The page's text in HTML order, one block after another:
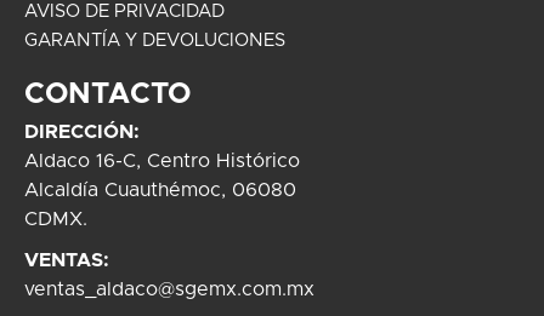
AVISO DE PRIVACIDAD
GARANTÍA Y DEVOLUCIONES
CONTACTO
DIRECCIÓN:
Aldaco 16-C, Centro Histórico
Alcaldía Cuauthémoc, 06080
CDMX.
VENTAS:
ventas_aldaco@sgemx.com.mx